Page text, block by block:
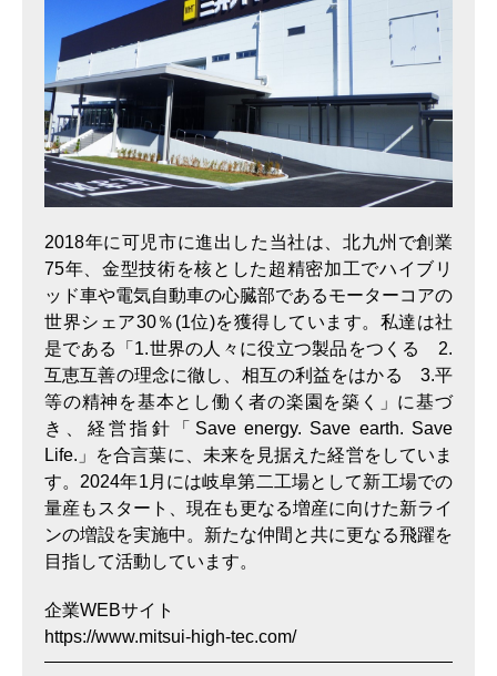
2018年に可児市に進出した当社は、北九州で創業
75年、金型技術を核とした超精密加工でハイブリ
ッド車や電気自動車の心臓部であるモーターコアの
世界シェア30％(1位)を獲得しています。私達は社
是である「1.世界の人々に役立つ製品をつくる 2.
互恵互善の理念に徹し、相互の利益をはかる 3.平
等の精神を基本とし働く者の楽園を築く」に基づ
き、経営指針「Save energy. Save earth. Save
Life.」を合言葉に、未来を見据えた経営をしていま
す。2024年1月には岐阜第二工場として新工場での
量産もスタート、現在も更なる増産に向けた新ライ
ンの増設を実施中。新たな仲間と共に更なる飛躍を
目指して活動しています。
企業WEBサイト
https://www.mitsui-high-tec.com/